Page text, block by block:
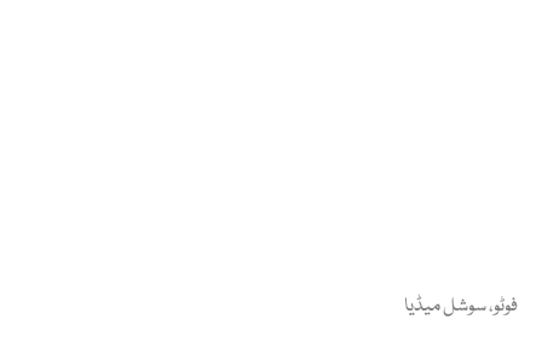
فوٹو، سوشل میڈیا